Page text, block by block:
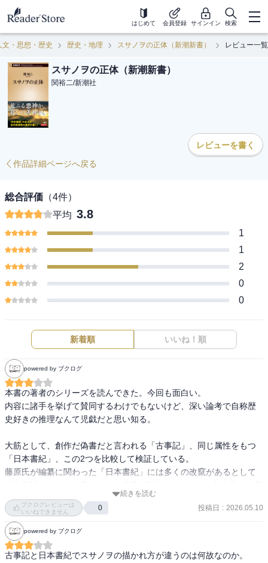
はじめて 会員登録 サインイン 検索
文・思想・歴史 歴史・地理 スサノヲの正体（新潮新書） レビュー一覧
スサノヲの正体（新潮新書）
関裕二/新潮社
レビューを書く
作品詳細ページへ戻る
総合評価 （4件）
平均 3.8
1
1
2
0
0
新着順 いいね！順
powered by ブクログ
本書の著者のシリーズを読んできた。今回も面白い。
内容に諸手を挙げて賛同するわけでもないけど、深い論考で自称歴
史好きの推理なんて児戯だと思い知る。
大筋として、創作だ偽書だと言われる「古事記」、同じ属性をもつ
「日本書紀」、この2つを比較して検証している。
藤原氏が編纂に関わった「日本書紀」には多くの改竄があるとして
があるとそんなことも分かるらしい、面白すぎるだろ、コレ。
神話自体が創作でスサノヲも架空の人(神)、当然そういう認識が誰に
でもあると思うけど、いや！モデルいるだろ！って正体を追いかけ
るあたり著者様はロマンの塊り。
続きを読む
ブクログレビューは
いいねできません
0 投稿日 : 2026.05.10
powered by ブクログ
古事記と日本書紀でスサノヲの描かれ方が違うのは何故なのか。